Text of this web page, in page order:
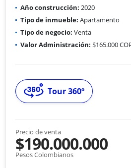
Año construcción: 2020
Tipo de inmueble: Apartamento
Tipo de negocio: Venta
Valor Administración: $165.000
Tour 360º
Precio de venta
$190.000.000
Pesos Colombianos